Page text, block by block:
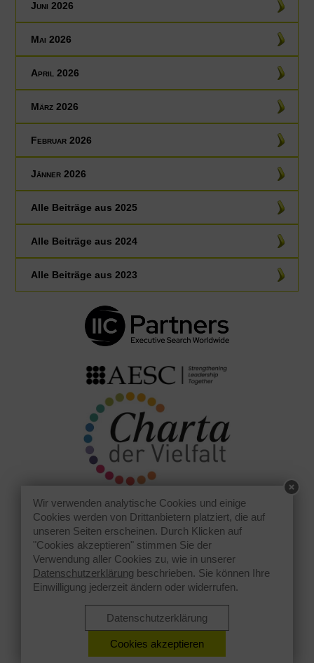
Juni 2026
Mai 2026
April 2026
März 2026
Februar 2026
Jänner 2026
Alle Beiträge aus 2025
Alle Beiträge aus 2024
Alle Beiträge aus 2023
Wir verwenden analytische Cookies und einige
Cookies werden von Drittanbietern platziert, die auf
unseren Seiten erscheinen. Durch Klicken auf
"Cookies akzeptieren" stimmen Sie der
Verwendung aller Cookies zu, wie in unserer
Datenschutzerklärung beschrieben. Sie können Ihre
Einwilligung jederzeit ändern oder widerrufen.
Datenschutzerklärung
Cookies akzeptieren